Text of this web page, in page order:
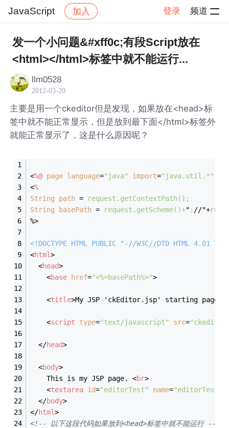
JavaScript 加入 登录 频道
社区 JavaScript 帖子详情
发一个小问题&#xff0c;有段Script放在
<html></html>标签中就不能运行...
llm0528
2012-03-20
主要是用一个ckeditor但是发现，如果放在<head>标
签中就不能正常显示，但是放到最下面</html>标签外
就能正常显示了，这是什么原因呢？
<%@ page language="java" import="java.util.*"
<%
String
path =
request.getContextPath();
String
basePath = request.getScheme()+" : //"+
%>
<!DOCTYPE HTML PUBLIC
"-//W3C//DTD HTML 4.01
<html>
<head>
<base href="<%=basePath%>">
<title>My JSP 'ckEditor.jsp' starting page
<script type="text/javascript" src=
</head>
<body>
    This is my JSP page.
<br>
<textarea id="editorTest" name="editorTest"
</body>
</html>
<!-- 以下这段代码如果放到<head>标签中就不能运行 -->